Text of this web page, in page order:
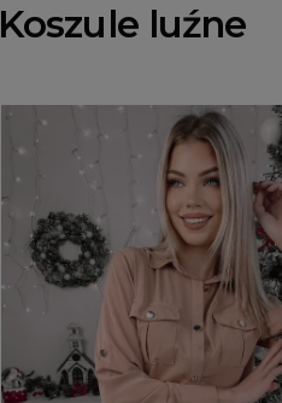
Koszule luźne